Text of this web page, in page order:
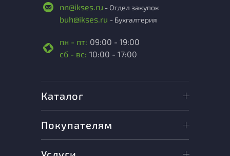
nn@ikses.ru - Отдел закупок
buh@ikses.ru - Бухгалтерия
пн - пт: 09:00 - 19:00
сб - вс: 10:00 - 17:00
Каталог
Покупателям